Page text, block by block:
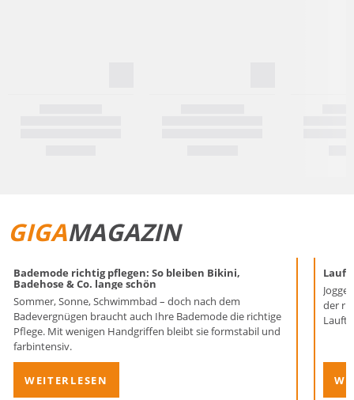
GIGAMAGAZIN
Bademode richtig pflegen: So bleiben Bikini,
Badehose & Co. lange schön
Sommer, Sonne, Schwimmbad – doch nach dem
Badevergnügen braucht auch Ihre Bademode die richtige
Pflege. Mit wenigen Handgriffen bleibt sie formstabil und
farbintensiv.
WEITERLESEN
der